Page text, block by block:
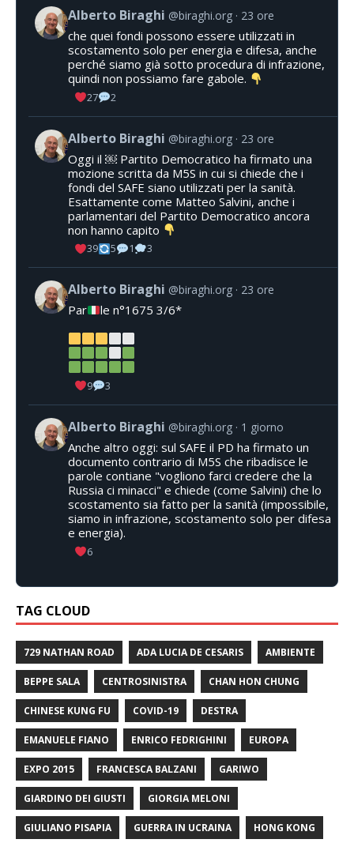
Alberto Biraghi @biraghi.org 23 ore
che quei fondi possono essere utilizzati in
scostamento solo per energia e difesa, anche
perché siamo già sotto procedura di infrazione,
quindi non possiamo fare gabole.
27 2
Alberto Biraghi @biraghi.org 23 ore
Oggi il ￼ Partito Democratico ha firmato una
mozione scritta da M5S in cui si chiede che i
fondi del SAFE siano utilizzati per la sanità.
Esattamente come Matteo Salvini, anche i
parlamentari del Partito Democratico ancora
non hanno capito
39 5 1 3
Alberto Biraghi @biraghi.org 23 ore
Par le n°1675 3/6*
9 3
Alberto Biraghi @biraghi.org 1 giorno
Anche altro oggi: sul SAFE il PD ha firmato un
documento contrario di M5S che ribadisce le
parole contiane "vogliono farci credere che la
Russia ci minacci" e chiede (come Salvini) che lo
scostamento sia fatto per la sanità (impossibile,
siamo in infrazione, scostamento solo per difesa
e energia).
6
TAG CLOUD
729 NATHAN ROAD ADA LUCIA DE CESARIS AMBIENTE
BEPPE SALA CENTROSINISTRA CHAN HON CHUNG
CHINESE KUNG FU COVID-19 DESTRA
EMANUELE FIANO ENRICO FEDRIGHINI EUROPA
EXPO 2015 FRANCESCA BALZANI GARIWO
GIARDINO DEI GIUSTI GIORGIA MELONI
GIULIANO PISAPIA GUERRA IN UCRAINA HONG KONG